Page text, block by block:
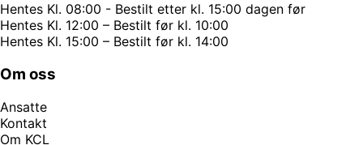
Hentes Kl. 08:00 - Bestilt etter kl. 15:00 dagen før
Hentes Kl. 12:00 – Bestilt før kl. 10:00
Hentes Kl. 15:00 – Bestilt før kl. 14:00
Om oss
Ansatte
Kontakt
Om KCL